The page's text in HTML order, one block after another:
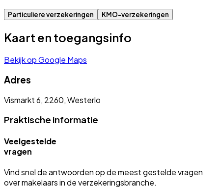
Particuliere verzekeringen KMO-verzekeringen
Kaart en toegangsinfo
Bekijk op Google Maps
Adres
Vismarkt 6, 2260, Westerlo
Praktische informatie
Veelgestelde
vragen
Vind snel de antwoorden op de meest gestelde vragen
over makelaars in de verzekeringsbranche.